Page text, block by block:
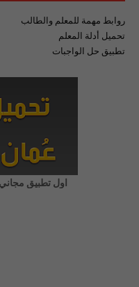
روابط مهمة للمعلم والطالب
تحميل أدلة المعلم
تطبيق حل الواجبات
اول تطبيق